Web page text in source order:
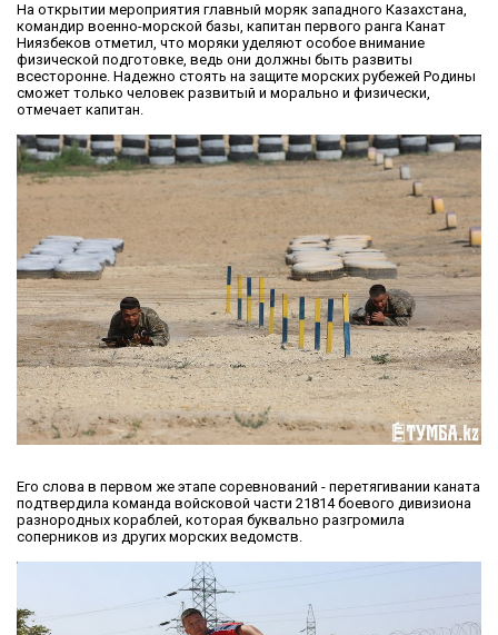
На открытии мероприятия главный моряк западного Казахстана,
командир военно-морской базы, капитан первого ранга Канат
Ниязбеков отметил, что моряки уделяют особое внимание
физической подготовке, ведь они должны быть развиты
всесторонне. Надежно стоять на защите морских рубежей Родины
сможет только человек развитый и морально и физически,
отмечает капитан.
Его слова в первом же этапе соревнований - перетягивании каната
подтвердила команда войсковой части 21814 боевого дивизиона
разнородных кораблей, которая буквально разгромила
соперников из других морских ведомств.